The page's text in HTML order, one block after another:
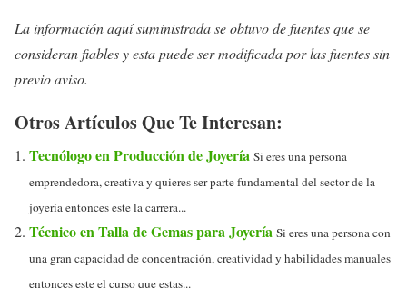
La información aquí suministrada se obtuvo de fuentes que se
consideran fiables y esta puede ser modificada por las fuentes sin
previo aviso.
Otros Artículos Que Te Interesan:
Tecnólogo en Producción de Joyería Si eres una persona
emprendedora, creativa y quieres ser parte fundamental del sector de la
joyería entonces este la carrera...
Técnico en Talla de Gemas para Joyería Si eres una persona con
una gran capacidad de concentración, creatividad y habilidades manuales
entonces este el curso que estas...